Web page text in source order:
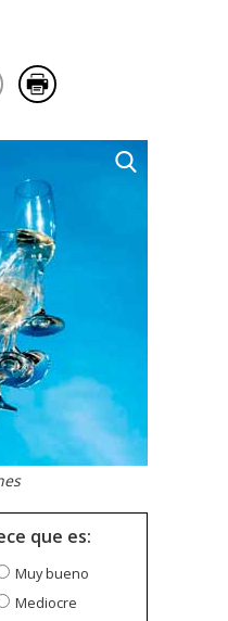
que es:
Muy bueno
Mediocre